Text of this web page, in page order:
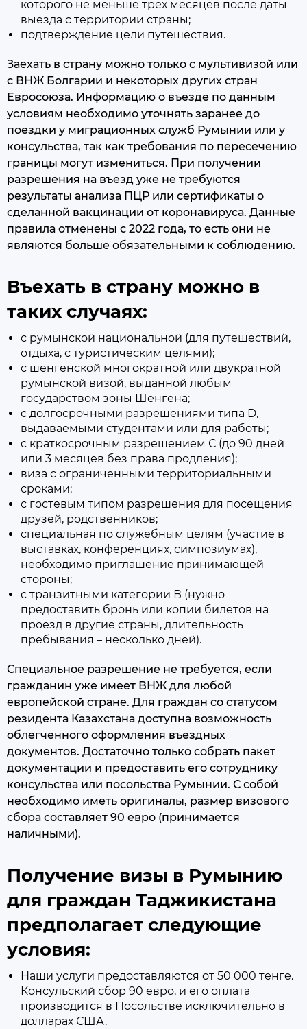
которого не меньше трех месяцев после даты
выезда с территории страны;
подтверждение цели путешествия.
Заехать в страну можно только с мультивизой или
с ВНЖ Болгарии и некоторых других стран
Евросоюза. Информацию о въезде по данным
условиям необходимо уточнять заранее до
поездки у миграционных служб Румынии или у
консульства, так как требования по пересечению
границы могут измениться. При получении
разрешения на въезд уже не требуются
результаты анализа ПЦР или сертификаты о
сделанной вакцинации от коронавируса. Данные
правила отменены с 2022 года, то есть они не
являются больше обязательными к соблюдению.
Въехать в страну можно в
таких случаях:
с румынской национальной (для путешествий,
отдыха, с туристическим целями);
с шенгенской многократной или двукратной
румынской визой, выданной любым
государством зоны Шенгена;
с долгосрочными разрешениями типа D,
выдаваемыми студентами или для работы;
с краткосрочным разрешением С (до 90 дней
или 3 месяцев без права продления);
виза с ограниченными территориальными
сроками;
с гостевым типом разрешения для посещения
друзей, родственников;
специальная по служебным целям (участие в
выставках, конференциях, симпозиумах),
необходимо приглашение принимающей
стороны;
с транзитными категории В (нужно
предоставить бронь или копии билетов на
проезд в другие страны, длительность
пребывания – несколько дней).
Специальное разрешение не требуется, если
гражданин уже имеет ВНЖ для любой
европейской стране. Для граждан со статусом
резидента Казахстана доступна возможность
облегченного оформления въездных
документов. Достаточно только собрать пакет
документации и предоставить его сотруднику
консульства или посольства Румынии. С собой
необходимо иметь оригиналы, размер визового
сбора составляет 90 евро (принимается
наличными).
Получение визы в Румынию
для граждан Таджикистана
предполагает следующие
условия:
Наши услуги предоставляются от 50 000 тенге.
Консульский сбор 90 евро, и его оплата
производится в Посольстве исключительно в
долларах США.